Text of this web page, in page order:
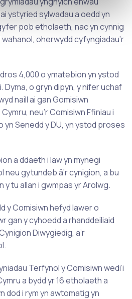
ystyried sylwadau a oedd yn
pob etholaeth, nac yn cynnig
oherwydd cyfyngiadau’r
4,000 o ymatebion yn ystod
o gryn dipyn, y nifer uchaf
naill ai gan Gomisiwn
neu’r Comisiwn Ffiniau i
yn Senedd y DU, yn ystod proses
a ddaeth i law yn mynegi
gytundeb â’r cynigion, a bu
tu allan i gwmpas yr Arolwg.
y Comisiwn hefyd lawer o
gan y cyhoedd a rhanddeiliaid
Diwygiedig, a’r
Terfynol y Comisiwn wedi’i
a bydd yr 16 etholaeth a
dod i rym yn awtomatig yn